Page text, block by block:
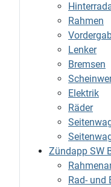
Rahmen
Lenker
Bremsen
Elektrik
Räder
Zündapp SW
Rad- und